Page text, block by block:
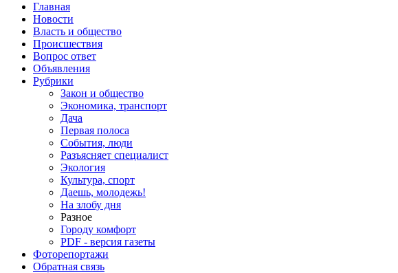
Главная
Новости
Власть и общество
Происшествия
Вопрос ответ
Объявления
Рубрики
Закон и общество
Экономика, транспорт
Дача
Первая полоса
События, люди
Разъясняет специалист
Экология
Культура, спорт
Даешь, молодежь!
На злобу дня
Разное
Городу комфорт
PDF - версия газеты
Фоторепортажи
Обратная связь